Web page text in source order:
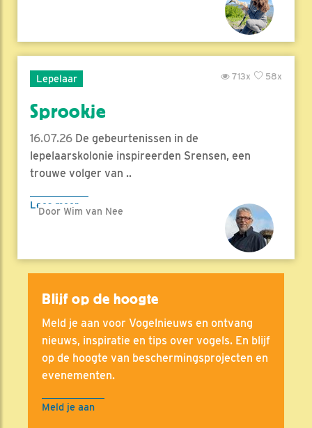
Lepelaar 58x
713x
Sprookje
16.07.26 De gebeurtenissen in de
lepelaarskolonie inspireerden Srensen, een
trouwe volger van ..
Lees meer
Door Wim van Nee
Blijf op de hoogte
Meld je aan voor Vogelnieuws en ontvang
nieuws, inspiratie en tips over vogels. En blijf
op de hoogte van beschermingsprojecten en
evenementen.
Meld je aan